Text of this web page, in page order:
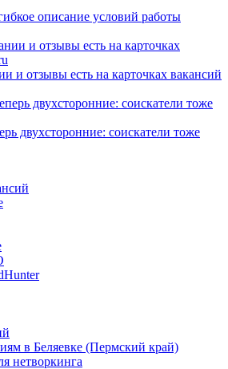
описание условий работы
и отзывы есть на карточках вакансий
двухсторонние: соискатели тоже
в Беляевке (Пермский край)
нетворкинга